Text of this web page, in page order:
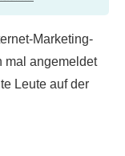
Marketing-
mal angemeldet
Leute auf der